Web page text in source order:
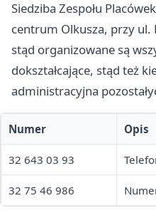
Siedziba Zespołu
centrum Olkusza, przy ul.
stąd organizowane są
dokształcające, stąd też
administracyjna
Numer Opis
32 643 03 93
32 75 46 986